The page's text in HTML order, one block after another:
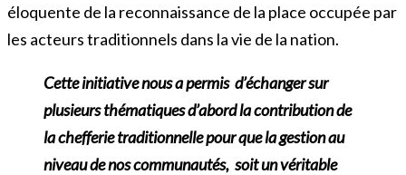
éloquente de la reconnaissance de la place occupée par
les acteurs traditionnels dans la vie de la nation.
Cette initiative nous a permis d’échanger sur
plusieurs thématiques d’abord la contribution de
la chefferie traditionnelle pour que la gestion au
niveau de nos communautés, soit un véritable